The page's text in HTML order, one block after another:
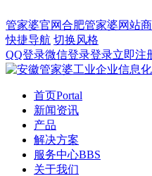
管家婆官网合肥管家婆网站
快捷导航 切换风格
QQ登录微信登录登录立即注
首页Portal
新闻资讯
产品
解决方案
服务中心BBS
关于我们